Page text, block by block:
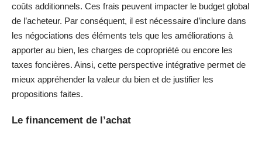
coûts additionnels. Ces frais peuvent impacter le budget global
de l’acheteur. Par conséquent, il est nécessaire d’inclure dans
les négociations des éléments tels que les améliorations à
apporter au bien, les charges de copropriété ou encore les
taxes foncières. Ainsi, cette perspective intégrative permet de
mieux appréhender la valeur du bien et de justifier les
propositions faites.
Le financement de l’achat